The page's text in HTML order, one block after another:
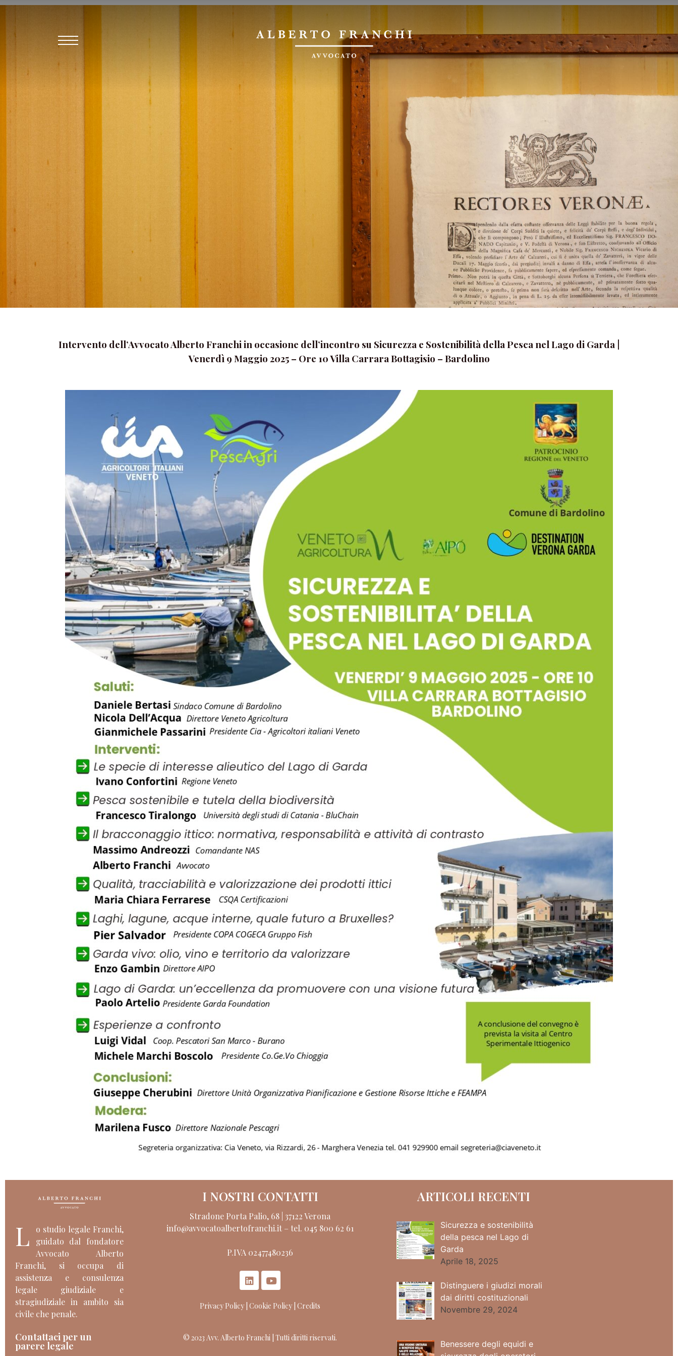
Intervento dell’Avvocato Alberto Franchi in occasione dell’incontro su Sicurezza e Sostenibilità della Pesca nel Lago di Garda |
Venerdì 9 Maggio 2025 – Ore 10 Villa Carrara Bottagisio – Bardolino
L
o studio legale Franchi,
guidato dal fondatore
Avvocato Alberto
Franchi, si occupa di
assistenza e consulenza
legale giudiziale e
stragiudiziale in ambito sia
civile che penale.
Contattaci per un
parere legale
I NOSTRI CONTATTI
Stradone Porta Palio, 68 | 37122 Verona
info@avvocatoalbertofranchi.it –tel. 045 800 62 61
P.IVA 02477480236
Privacy Policy | Cookie Policy | Credits
© 2023 Avv. Alberto Franchi | Tutti diritti riservati.
ARTICOLI RECENTI
Sicurezza e sostenibilità
della pesca nel Lago di
Garda
Aprile 18, 2025
Distinguere i giudizi morali
dai diritti costituzionali
Novembre 29, 2024
Benessere degli equidi e